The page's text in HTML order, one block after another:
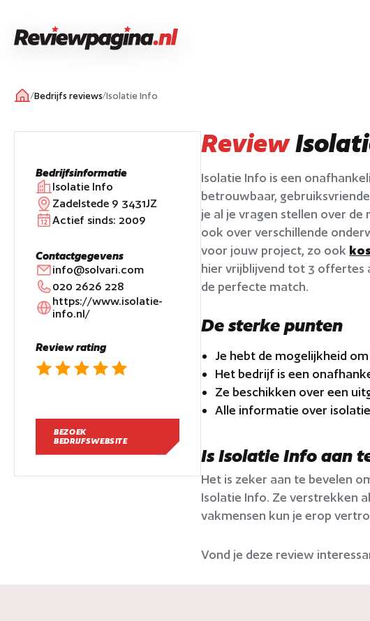
/Bedrijfs reviews/Isolatie Info
Bedrijfsinformatie
Isolatie Info
Zadelstede 9 3431JZ
Actief sinds: 2009
Contactgegevens
info@solvari.com
020 2626 228
https://www.isolatie-
info.nl/
Review rating
BEZOEK
BEDRIJFSWEBSITE
Review
Isolatie Info is een
betrouwbaar,
je al je vragen stellen over
ook over verschillende
voor jouw project, zo ook
hier vrijblijvend tot 3 offertes
de perfecte match.
De sterke punten
Je hebt de mogelijkheid
Het bedrijf is een
Ze beschikken over een
Alle informatie over
Is Isolatie Info aan
Het is zeker aan te bevelen
Isolatie Info. Ze verstrekken
vakmensen kun je erop
Vond je deze review